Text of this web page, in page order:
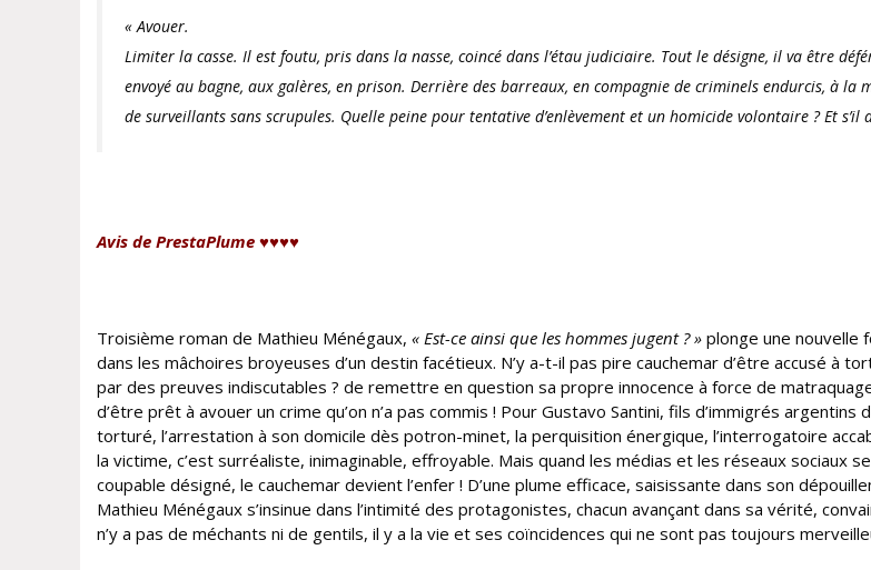
« Avouer.
Limiter la casse. Il est foutu, pris dans la nasse, coincé dans l’étau judiciaire. Tout le désigne, il va être
envoyé au bagne, aux galères, en prison. Derrière des barreaux, en compagnie de criminels endurcis, à la
de surveillants sans scrupules. Quelle peine pour tentative d’enlèvement et un homicide volontaire ? Et s’il
Avis de PrestaPlume ♥♥♥♥
Troisième roman de Mathieu Ménégaux, « Est-ce ainsi que les hommes jugent ? » plonge une nouvelle
dans les mâchoires broyeuses d’un destin facétieux. N’y a-t-il pas pire cauchemar d’être accusé à
par des preuves indiscutables ? de remettre en question sa propre innocence à force de
d’être prêt à avouer un crime qu’on n’a pas commis ! Pour Gustavo Santini, fils d’immigrés argentins
torturé, l’arrestation à son domicile dès potron-minet, la perquisition énergique, l’interrogatoire
la victime, c’est surréaliste, inimaginable, effroyable. Mais quand les médias et les réseaux sociaux
coupable désigné, le cauchemar devient l’enfer ! D’une plume efficace, saisissante dans son
Mathieu Ménégaux s’insinue dans l’intimité des protagonistes, chacun avançant dans sa vérité,
n’y a pas de méchants ni de gentils, il y a la vie et ses coïncidences qui ne sont pas toujours